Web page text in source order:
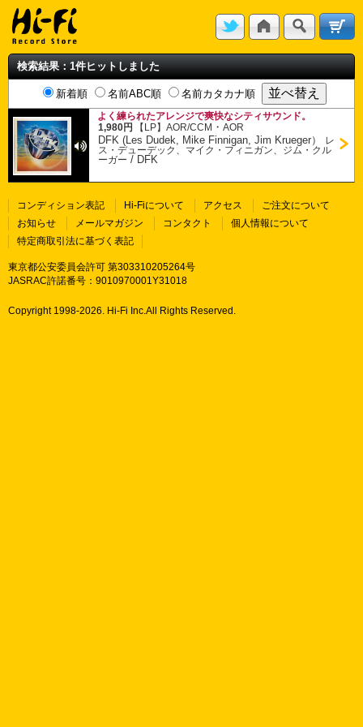
検索結果：1件ヒットしました
新着順 名前ABC順 名前カタカナ順
よく練られたアレンジで爽快なシティサウンド。
1,980円
【LP】AOR/CCM ・AOR
DFK (Les Dudek, Mike Finnigan, Jim Krueger）
レ
ス・デューデック、マイク・フィニガン、ジム・クル
ーガー / DFK
コンディション表記 Hi-Fiについて アクセス
ご注文について
お知らせ
メールマガジン コンタクト
個人情報について
特定商取引法に基づく表記
東京都公安委員会許可 第303310205264号
JASRAC許諾番号：9010970001Y31018
Copyright 1998-2026. Hi-Fi Inc.All Rights Reserved.